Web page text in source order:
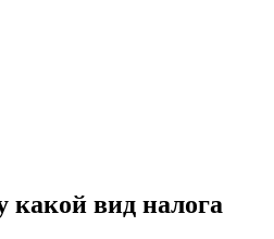
какой вид налога